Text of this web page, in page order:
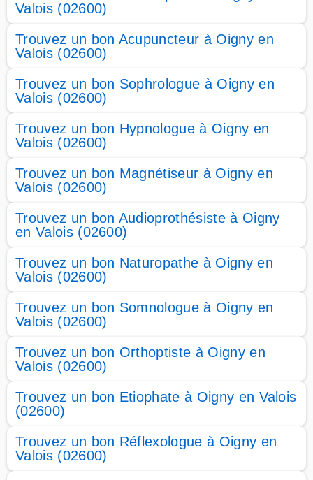
Valois (02600)
Trouvez un bon Acupuncteur à Oigny en
Valois (02600)
Trouvez un bon Sophrologue à Oigny en
Valois (02600)
Trouvez un bon Hypnologue à Oigny en
Valois (02600)
Trouvez un bon Magnétiseur à Oigny en
Valois (02600)
Trouvez un bon Audioprothésiste à Oigny
en Valois (02600)
Trouvez un bon Naturopathe à Oigny en
Valois (02600)
Trouvez un bon Somnologue à Oigny en
Valois (02600)
Trouvez un bon Orthoptiste à Oigny en
Valois (02600)
Trouvez un bon Etiophate à Oigny en Valois
(02600)
Trouvez un bon Réflexologue à Oigny en
Valois (02600)